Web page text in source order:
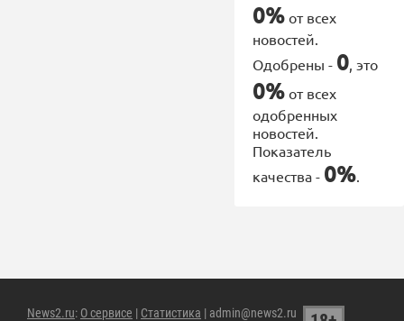
0% от всех
новостей.
Одобрены - 0, это
0% от всех
одобренных
новостей.
Показатель
качества - 0%.
News2.ru: О сервисе | Статистика | admin@news2.ru